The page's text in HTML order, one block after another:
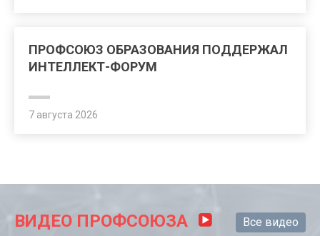
ПРОФСОЮЗ ОБРАЗОВАНИЯ ПОДДЕРЖАЛ
ИНТЕЛЛЕКТ-ФОРУМ
7 августа 2026
ВИДЕО ПРОФСОЮЗА Все видео